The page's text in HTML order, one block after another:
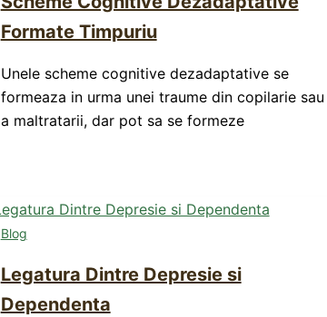
Formate Timpuriu
Unele scheme cognitive dezadaptative se
formeaza in urma unei traume din copilarie sau
a maltratarii, dar pot sa se formeze
Blog
Legatura Dintre Depresie si
Dependenta